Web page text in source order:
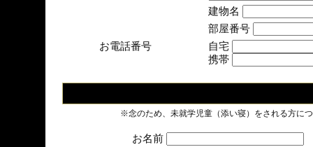
建物名
部屋番号
お電話番号
自宅
携帯
※念のため、未就学児童（添い寝）をされる方に
お名前